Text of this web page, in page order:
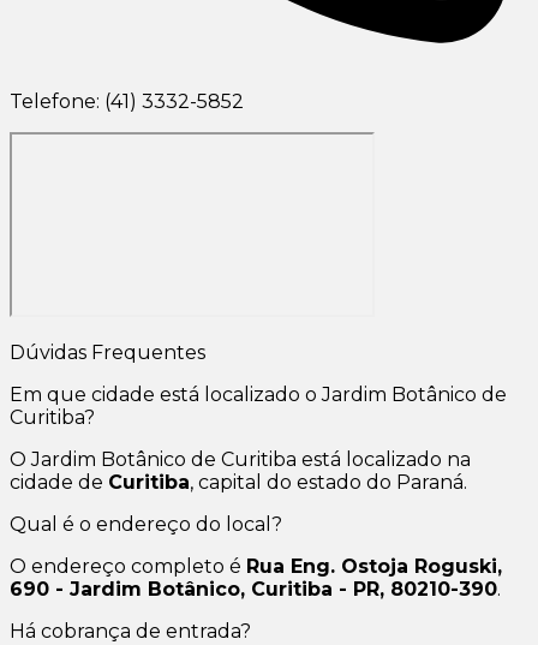
Telefone: (41) 3332-5852
Dúvidas Frequentes
Em que cidade está localizado o Jardim Botânico de
Curitiba?
O Jardim Botânico de Curitiba está localizado na
cidade de Curitiba, capital do estado do Paraná.
Qual é o endereço do local?
O endereço completo é Rua Eng. Ostoja Roguski,
690 - Jardim Botânico, Curitiba - PR, 80210-390.
Há cobrança de entrada?